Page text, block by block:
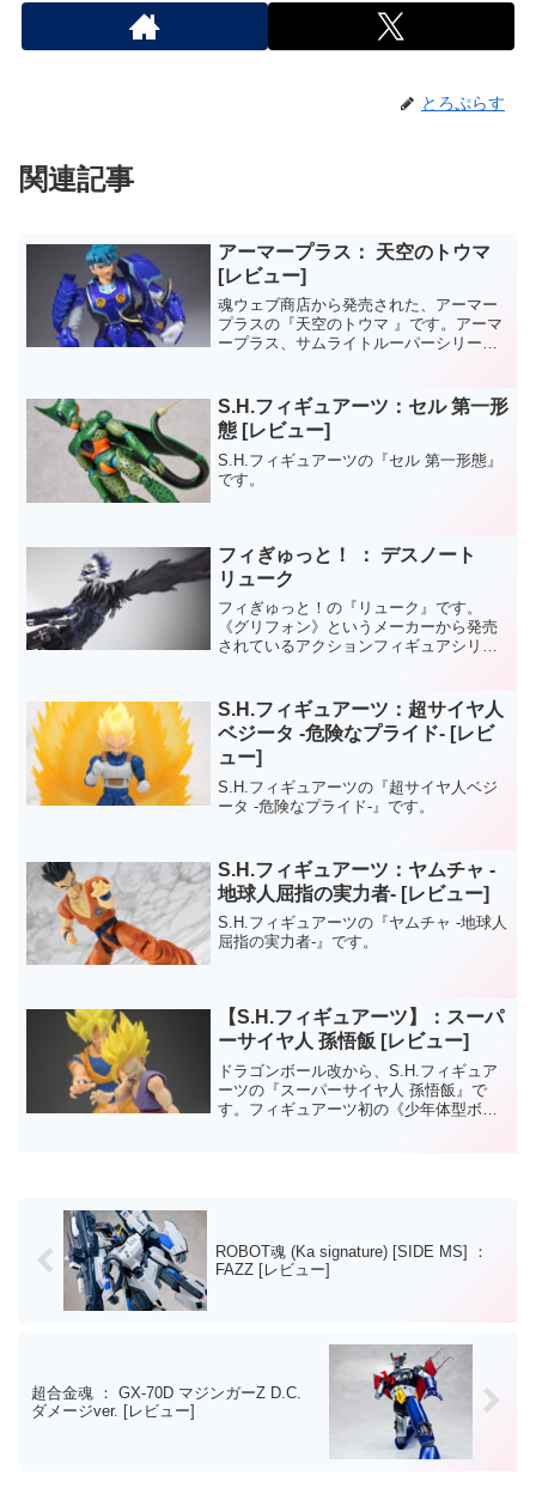
とろぷらす
関連記事
アーマープラス： 天空のトウマ
[レビュー]
魂ウェブ商店から発売された、アーマー
プラスの『天空のトウマ 』です。アーマ
ープラス、サムライトルーパーシリーズ
とは思うんですが。。。
S.H.フィギュアーツ：セル 第一形
態 [レビュー]
S.H.フィギュアーツの『セル 第一形態』
です。
フィぎゅっと！ ： デスノート
リューク
フィぎゅっと！の『リューク』です。
《グリフォン》というメーカーから発売
されているアクションフィギュアシリー
ートが好きなもので。商品内容として
は、かなりグッスマのfigm...
S.H.フィギュアーツ：超サイヤ人
ベジータ -危険なプライド- [レビ
ュー]
S.H.フィギュアーツの『超サイヤ人ベジ
ータ -危険なプライド-』です。
S.H.フィギュアーツ：ヤムチャ -
地球人屈指の実力者- [レビュー]
S.H.フィギュアーツの『ヤムチャ -地球人
屈指の実力者-』です。
【S.H.フィギュアーツ】：スーパ
ーサイヤ人 孫悟飯 [レビュー]
ドラゴンボール改から、S.H.フィギュア
ーツの『スーパーサイヤ人 孫悟飯』で
す。フィギュアーツ初の《少年体型ボデ
ROBOT魂 (Ka signature) [SIDE MS] ：
FAZZ [レビュー]
超合金魂 ： GX-70D マジンガーZ D.C.
ダメージver. [レビュー]